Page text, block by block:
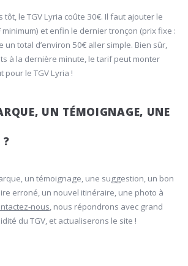
tôt, le TGV Lyria coûte 30€. Il faut ajouter le
minimum) et enfin le dernier tronçon (prix fixe :
un total d’environ 50€ aller simple. Bien sûr,
à la dernière minute, le tarif peut monter
pour le TGV Lyria !
UN TÉMOIGNAGE, UNE
?
un témoignage, une suggestion, un bon
erroné, un nouvel itinéraire, une photo à
nous, nous répondrons avec grand
du TGV, et actualiserons le site !